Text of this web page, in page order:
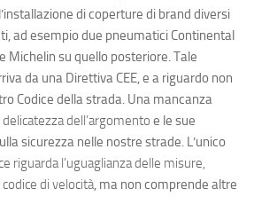
di coperture di brand diversi
ad esempio due pneumatici Continental
Michelin su quello posteriore. Tale
da una Direttiva CEE, e a riguardo non
Codice della strada. Una mancanza
delicatezza dell’argomento e le sue
sicurezza nelle nostre strade. L’unico
riguarda l’uguaglianza delle misure,
codice di velocità, ma non comprende altre